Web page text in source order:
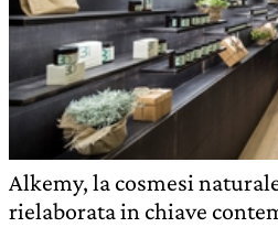
Alkemy, la cosmesi
rielaborata in chiave